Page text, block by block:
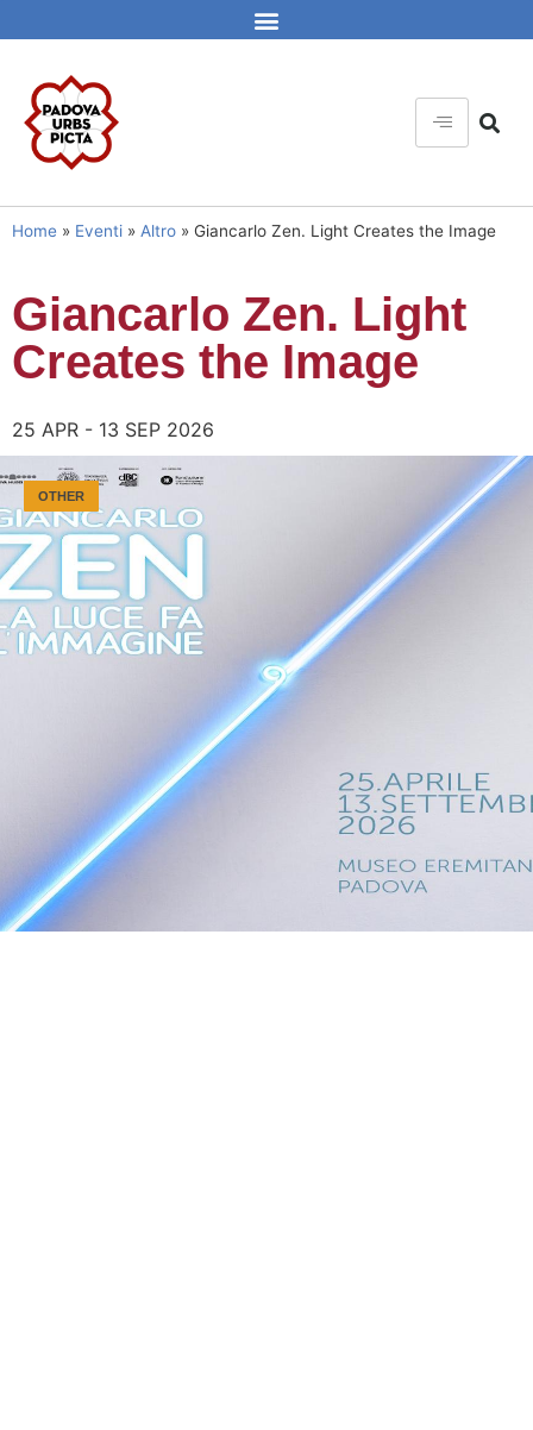
Home » Eventi » Altro » Giancarlo Zen. Light Creates the Image
Giancarlo Zen. Light
Creates the Image
25 APR - 13 SEP 2026
OTHER